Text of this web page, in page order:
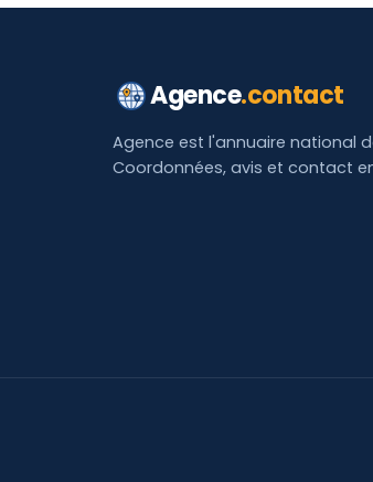
Agence.contact
Agence est l'annuaire national
Coordonnées, avis et contact